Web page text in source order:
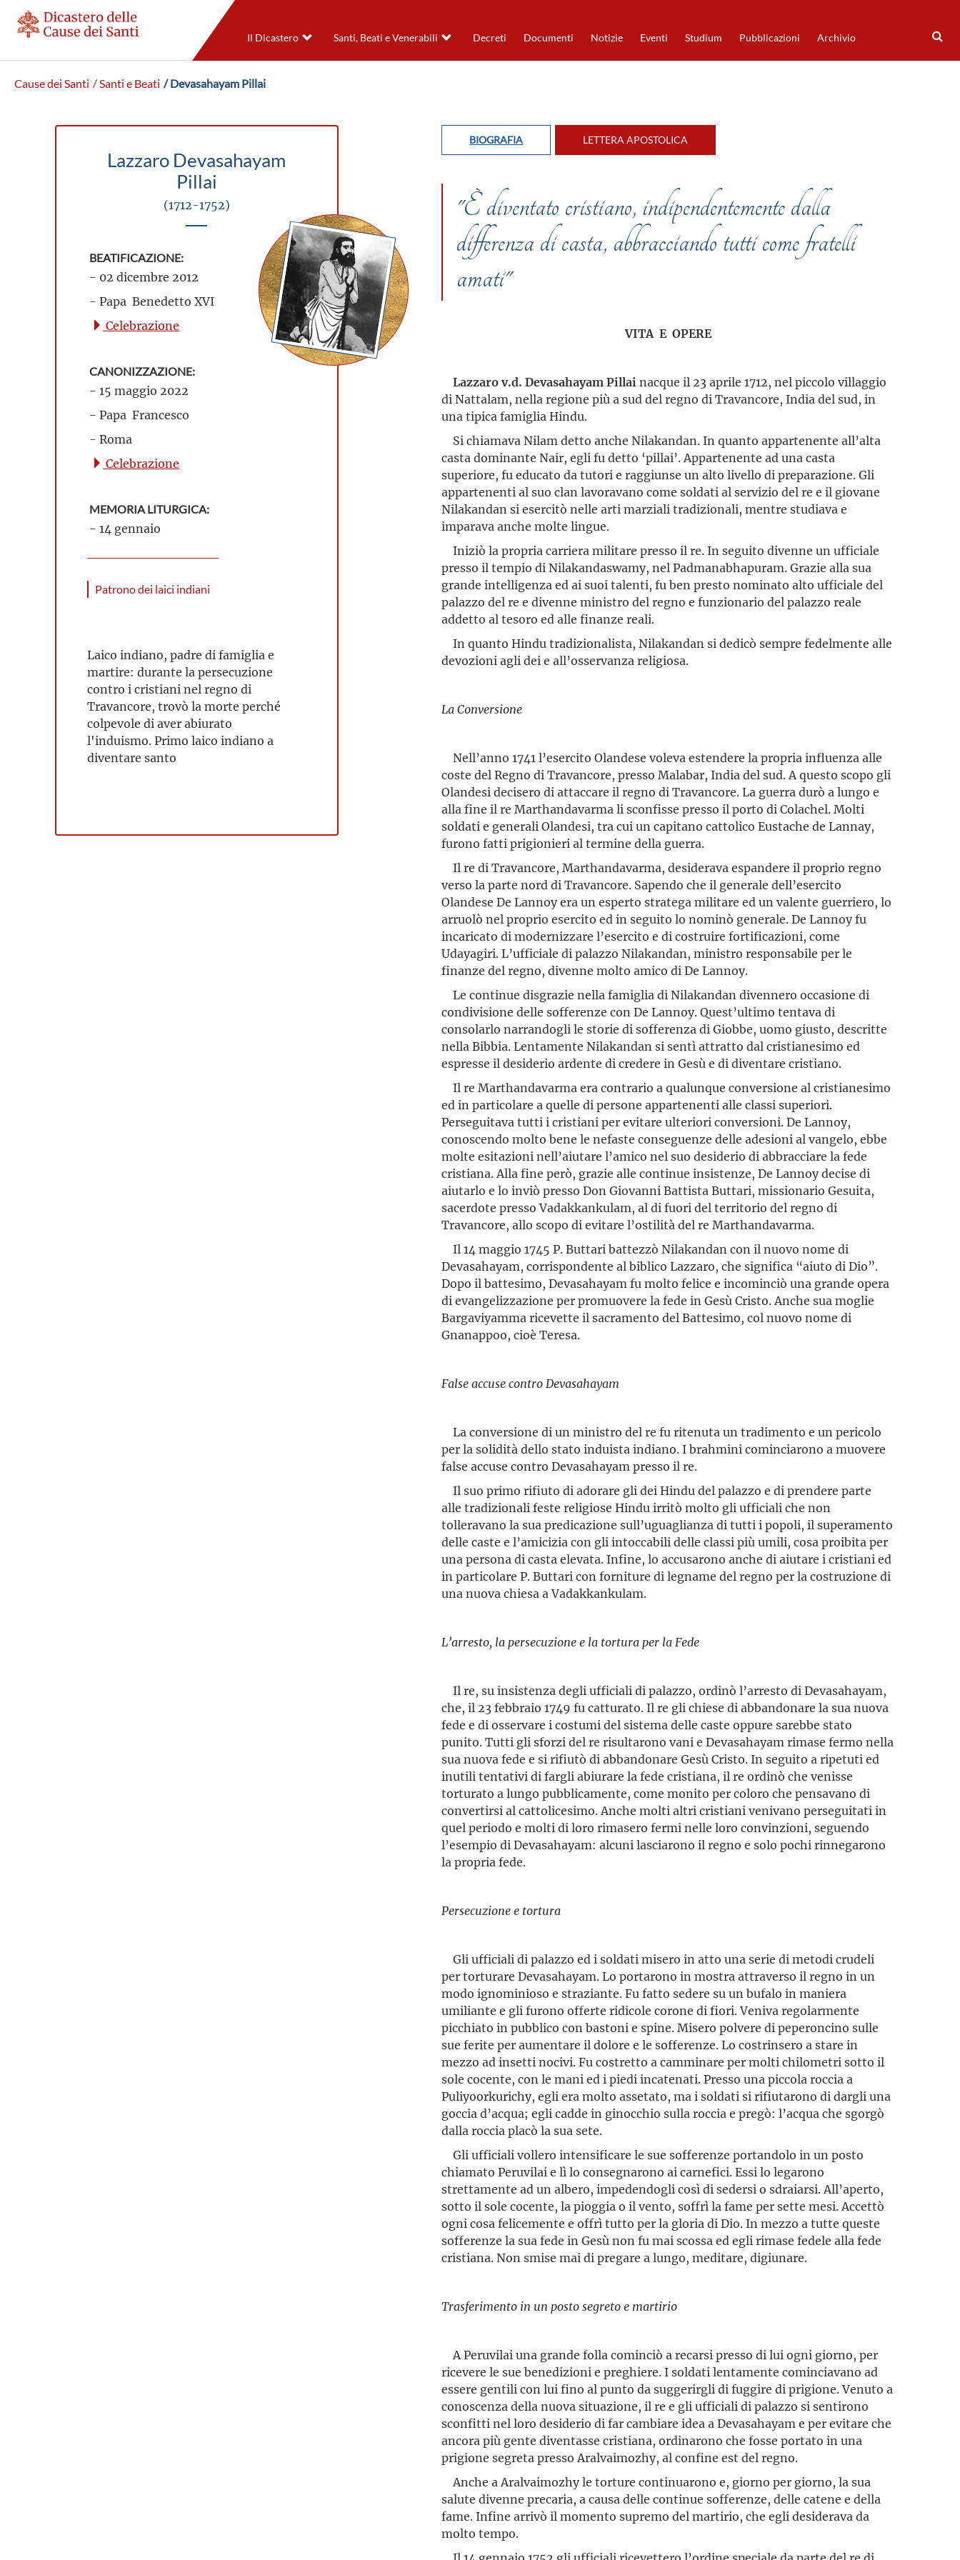
Il Dicastero Santi, Beati e Venerabili Decreti Documenti Notizie Eventi Studium Pubblicazioni Archivio
Cause dei Santi / Santi e Beati / Devasahayam Pillai
Lazzaro Devasahayam
Pillai
(1712-1752)
BEATIFICAZIONE:
- 02 dicembre 2012
- Papa Benedetto XVI
Celebrazione
CANONIZZAZIONE:
- 15 maggio 2022
- Papa Francesco
- Roma
Celebrazione
MEMORIA LITURGICA:
- 14 gennaio
Patrono dei laici indiani
Laico indiano, padre di famiglia e
martire: durante la persecuzione
contro i cristiani nel regno di
Travancore, trovò la morte perché
colpevole di aver abiurato
l'induismo. Primo laico indiano a
diventare santo
BIOGRAFIA LETTERA APOSTOLICA
"È diventato cristiano, indipendentemente dalla
differenza di casta, abbracciando tutti come fratelli
amati"
VITA E OPERE
Lazzaro v.d. Devasahayam Pillai nacque il 23 aprile 1712, nel piccolo villaggio
di Nattalam, nella regione più a sud del regno di Travancore, India del sud, in
una tipica famiglia Hindu.
Si chiamava Nilam detto anche Nilakandan. In quanto appartenente all’alta
casta dominante Nair, egli fu detto ‘pillai’. Appartenente ad una casta
superiore, fu educato da tutori e raggiunse un alto livello di prepa­razione. Gli
appartenenti al suo clan lavoravano come soldati al servizio del re e il giovane
Nilakandan si esercitò nelle arti marziali tradizionali, mentre studiava e
imparava anche molte lingue.
Iniziò la propria carriera militare presso il re. In seguito divenne un ufficiale
presso il tempio di Nilakandaswamy, nel Padmanabha­puram. Grazie alla sua
grande intelligenza ed ai suoi talenti, fu ben presto nominato alto ufficiale del
palazzo del re e divenne ministro del regno e funzionario del palazzo reale
addetto al tesoro ed alle finanze reali.
In quanto Hindu tradizionalista, Nilakandan si dedicò sempre fedelmente alle
devozioni agli dei e all’osservanza religiosa.
La Conversione
Nell’anno 1741 l’esercito Olandese voleva estendere la propria influenza alle
coste del Regno di Travancore, presso Malabar, India del sud. A questo scopo gli
Olandesi decisero di attaccare il regno di Travancore. La guerra durò a lungo e
alla fine il re Marthandavarma li sconfisse presso il porto di Colachel. Molti
soldati e generali Olandesi, tra cui un capitano cattolico Eustache de Lannay,
furono fatti pri­gionieri al termine della guerra.
Il re di Travancore, Marthandavarma, desiderava espandere il proprio regno
verso la parte nord di Travancore. Sapendo che il generale dell’esercito
Olandese De Lannoy era un esperto stratega militare ed un valente guerriero, lo
arruolò nel proprio esercito ed in seguito lo nominò generale. De Lannoy fu
incaricato di modernizzare l’esercito e di costruire fortificazioni, come
Udayagiri. L’ufficiale di palazzo Nilakandan, ministro responsabile per le
finanze del regno, divenne molto amico di De Lannoy.
Le continue disgrazie nella famiglia di Nilakandan divennero occasione di
condivisione delle sofferenze con De Lannoy. Quest’ul­timo tentava di
consolarlo narrandogli le storie di sofferenza di Giobbe, uomo giusto, descritte
nella Bibbia. Lentamente Nilakandan si sentì attratto dal cristianesimo ed
espresse il desiderio ardente di credere in Gesù e di diventare cristiano.
Il re Marthandavarma era contrario a qualunque conversione al cristianesimo
ed in particolare a quelle di persone appartenenti alle classi superiori.
Perseguitava tutti i cristiani per evitare ulteriori conversioni. De Lannoy,
conoscendo molto bene le nefaste conse­guenze delle adesioni al vangelo, ebbe
molte esitazioni nell’aiutare l’amico nel suo desiderio di abbracciare la fede
cristiana. Alla fine però, grazie alle continue insistenze, De Lannoy decise di
aiutarlo e lo inviò presso Don Giovanni Battista Buttari, missionario Gesuita,
sacerdote presso Vadakkankulam, al di fuori del territorio del regno di
Travancore, allo scopo di evitare l’ostilità del re Marthandavarma.
Il 14 maggio 1745 P. Buttari battezzò Nilakandan con il nuovo nome di
Devasahayam, corrispondente al biblico Lazzaro, che signi­fica “aiuto di Dio”.
Dopo il battesimo, Devasahayam fu molto felice e incominciò una grande opera
di evangelizzazione per promuovere la fede in Gesù Cristo. Anche sua moglie
Bargaviyamma ricevette il sacramento del Battesimo, col nuovo nome di
Gnanappoo, cioè Teresa.
False accuse contro Devasahayam
La conversione di un ministro del re fu ritenuta un tradimento e un pericolo
per la solidità dello stato induista indiano. I brahmini co­minciarono a muovere
false accuse contro Devasahayam presso il re.
Il suo primo rifiuto di adorare gli dei Hindu del palazzo e di prendere parte
alle tradizionali feste religiose Hindu irritò molto gli ufficiali che non
tolleravano la sua predicazione sull’uguaglianza di tutti i popoli, il superamento
delle caste e l’amicizia con gli intoccabili delle classi più umili, cosa proibita per
una persona di casta elevata. Infine, lo accusarono anche di aiutare i cristiani ed
in particolare P. Buttari con forniture di legname del regno per la costruzione di
una nuova chiesa a Vadakkankulam.
L’arresto, la persecuzione e la tortura per la Fede
Il re, su insistenza degli ufficiali di palazzo, ordinò l’arresto di Devasahayam,
che, il 23 febbraio 1749 fu catturato. Il re gli chiese di abbandonare la sua nuova
fede e di osservare i costumi del sistema delle caste oppure sarebbe stato
punito. Tutti gli sforzi del re risul­tarono vani e Devasa­hayam rimase fermo nella
sua nuova fede e si rifiutò di abbandonare Gesù Cristo. In seguito a ripetuti ed
inutili tentativi di fargli abiurare la fede cristiana, il re ordinò che venisse
torturato a lungo pubbli­camente, come monito per coloro che pensavano di
convertirsi al cattolicesimo. Anche molti altri cristiani venivano perseguitati in
quel periodo e molti di loro rimasero fermi nelle loro convinzioni, seguendo
l’esempio di Devasahayam: alcuni lasciarono il regno e solo pochi rinnegarono
la propria fede.
Persecuzione e tortura
Gli ufficiali di palazzo ed i soldati misero in atto una serie di metodi crudeli
per torturare Devasahayam. Lo portarono in mostra attraverso il regno in un
modo ignominioso e straziante. Fu fatto sedere su un bufalo in maniera
umiliante e gli furono offerte ridicole corone di fiori. Veniva regolarmente
picchiato in pubblico con bastoni e spine. Misero polvere di peperoncino sulle
sue ferite per aumentare il dolore e le sofferenze. Lo costrinsero a stare in
mezzo ad insetti nocivi. Fu costretto a camminare per molti chilometri sotto il
sole cocente, con le mani ed i piedi incatenati. Presso una piccola roccia a
Puliyoorkurichy, egli era molto assetato, ma i soldati si rifiutarono di dargli una
goccia d’acqua; egli cadde in ginocchio sulla roccia e pregò: l’acqua che sgorgò
dalla roccia placò la sua sete.
Gli ufficiali vollero intensificare le sue sofferenze portandolo in un posto
chiamato Peruvilai e lì lo consegnarono ai carnefici. Essi lo legarono
strettamente ad un albero, impedendogli così di sedersi o sdraiarsi. All’aperto,
sotto il sole cocente, la pioggia o il vento, soffrì la fame per sette mesi. Accettò
ogni cosa felicemente e offrì tutto per la gloria di Dio. In mezzo a tutte queste
sofferenze la sua fede in Gesù non fu mai scossa ed egli rimase fedele alla fede
cristiana. Non smise mai di pregare a lungo, meditare, digiunare.
Trasferimento in un posto segreto e martirio
A Peruvilai una grande folla cominciò a recarsi presso di lui ogni giorno, per
ricevere le sue benedizioni e preghiere. I soldati lenta­mente cominciavano ad
essere gentili con lui fino al punto da suggerirgli di fuggire di prigione. Venuto a
conoscenza della nuova situazione, il re e gli ufficiali di palazzo si sentirono
sconfitti nel loro desiderio di far cambiare idea a Devasahayam e per evitare che
ancora più gente diventasse cristiana, ordinarono che fosse portato in una
prigione segreta presso Aralvaimozhy, al confine est del regno.
Anche a Aralvaimozhy le torture continuarono e, giorno per giorno, la sua
salute divenne precaria, a causa delle continue soffe­renze, delle catene e della
fame. Infine arrivò il momento supremo del martirio, che egli desiderava da
molto tempo.